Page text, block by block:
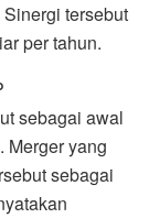
tersebut
per tahun.
sebagai awal
Merger yang
sebagai